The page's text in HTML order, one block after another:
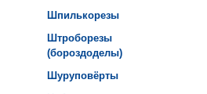
Шпилькорезы
Штроборезы
(бороздоделы)
Шуруповёрты